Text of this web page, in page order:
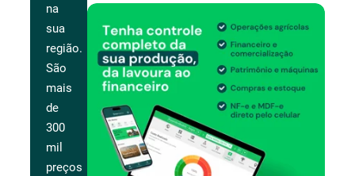
na
sua
região.
São
mais
de
300
mil
preços